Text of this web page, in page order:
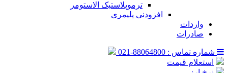
ترموپلاستیک الاستومر
افزودنی پلیمری
واردات
صادرات
شماره تماس : 88064800-021
استعلام قیمت